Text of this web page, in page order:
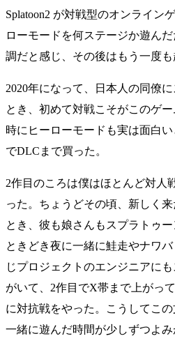
Splatoon2 が対戦型のオンライン
ローモードを何ステージか遊ん
調だと感じ、その後はもう一度も
2020年になって、日本人の同僚
とき、初めて対戦こそがこのゲ
時にヒーローモードも実は面白
でDLCまで買った。
2作目のころは僕はほとんど対人
った。ちょうどその頃、新しく
とき、彼も娘さんもスプラトゥ
ときどき夜に一緒に鮭走やナワ
じプロジェクトのエンジニアに
がいて、2作目でX帯まで上がっ
に対抗戦をやった。こうしてこ
一緒に遊んだ時間が少しずつよみ